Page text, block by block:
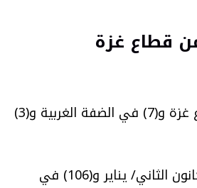
” إن قوات الاحتلال الإسرائيلية قتلت (134) فلسطينياً خلال حزيران/ يونيو الماضي، (124) في قطاع غزة و(7) في الضفة الغربية و(3)
وأوضحت المؤسسة في تقريها أن عدد الشهداء وصل منذ بداية العام الجاري إلى (753) شهيداً، مشيرة إلى استشهاد (128) مواطناً في كانون الثاني/ يناير و(106) في